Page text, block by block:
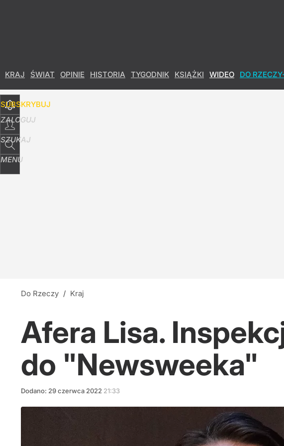
KRAJ ŚWIAT OPINIE HISTORIA TYGODNIK KSIĄŻKI WIDEO DO
SUBSKRYBUJ
ZALOGUJ
SZUKAJ
MENU
2
Do Rzeczy / Kraj
Afera Lisa.
do "Newsweeka"
Dodano: 29czerwca 2022 21:33